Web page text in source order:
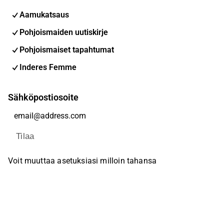
Aamukatsaus
Pohjoismaiden uutiskirje
Pohjoismaiset tapahtumat
Inderes Femme
Sähköpostiosoite
Tilaa
Voit muuttaa asetuksiasi milloin tahansa